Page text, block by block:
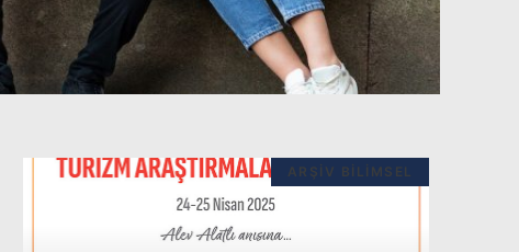
ARŞIV BILIMSEL